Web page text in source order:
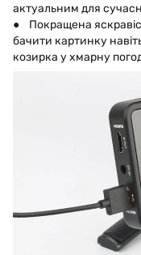
актуальним для
● Покращена
бачити картинку
козирка у хмарну